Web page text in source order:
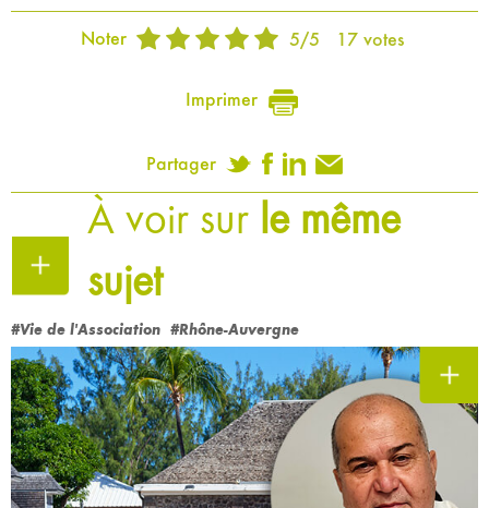
Noter 5/5 17votes
Imprimer
Partager
À voir sur le même
sujet
#Vie de l'Association #Rhône-Auvergne